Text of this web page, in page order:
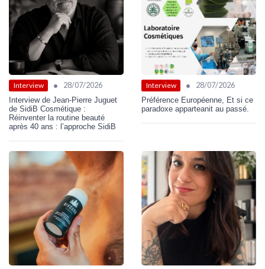
Interview • 28/07/2026
Interview de Jean-Pierre Juguet
de SidiB Cosmétique :
Réinventer la routine beauté
après 40 ans : l’approche SidiB
Interview • 28/07/2026
Préférence Européenne, Et si ce
paradoxe apparteanit au passé.